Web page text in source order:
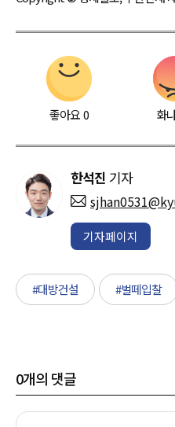
좋아요0 화
한석진 기자
기자페이지
#대방건설 #벌떼입찰
0개의 댓글